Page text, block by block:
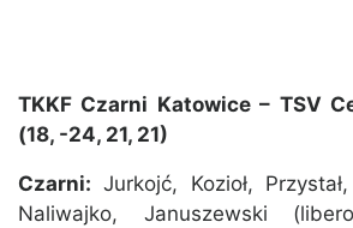
TKKF Czarni Katowice – TSV
(18, -24, 21, 21)
Czarni: Jurkojć, Kozioł,
Naliwajko, Januszewski